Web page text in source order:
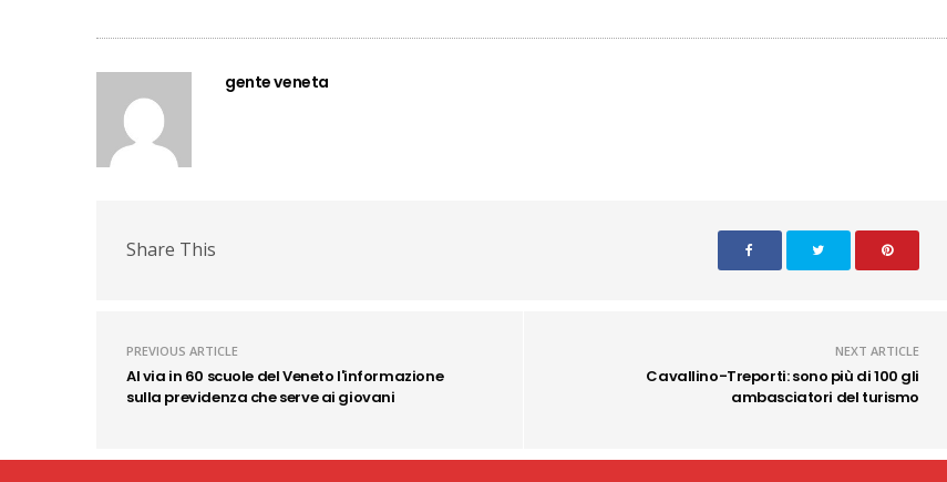
gente veneta
Share This
PREVIOUS ARTICLE
Al via in 60 scuole del Veneto l'informazione
sulla previdenza che serve ai giovani
NEXT ARTICLE
Cavallino-Treporti: sono più di 100 gli
ambasciatori del turismo